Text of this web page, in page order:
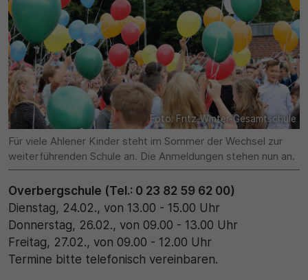
Foto: Fritz-Winter-Gesamtschule
Für viele Ahlener Kinder steht im Sommer der Wechsel zur
weiterführenden Schule an. Die Anmeldungen stehen nun an.
Overbergschule (Tel.: 0 23 82 59 62 00)
Dienstag, 24.02., von 13.00 - 15.00 Uhr
Donnerstag, 26.02., von 09.00 - 13.00 Uhr
Freitag, 27.02., von 09.00 - 12.00 Uhr
Termine bitte telefonisch vereinbaren.
Name
SgCookieOptin.lastPreferences
Anbieter
Cookie Consent / Ahlen
Laufzeit
1 Jahr
Dieser Wert speichert Ihre Consent-Einstellungen.
Unter anderem eine zufällig generierte ID, für die
historische Speicherung Ihrer vorgenommen
Einstellungen, falls der Webseiten-Betreiber dies
Matomo
Laufzeit
1 Jahr
Zweck
Wird für statistische Zwecke verwendet, um Details
wie die eindeutige Besucher-ID zu speichern.
Name
_pk_ses\..*$
Anbieter